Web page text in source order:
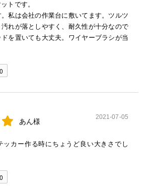
トです。
私は会社の作業台に敷いてます。ツルツ
れが落としやすく、耐久性が十分なので
を置いても大丈夫。ワイヤーブラシが当
0
あん様
2021-07-05
ッカー作る時にちょうど良い大きさでし
0